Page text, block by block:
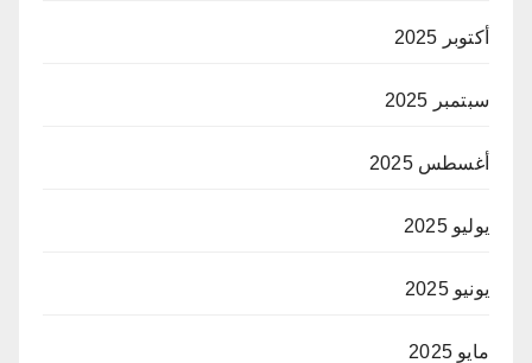
أكتوبر 2025
سبتمبر 2025
أغسطس 2025
يوليو 2025
يونيو 2025
مايو 2025